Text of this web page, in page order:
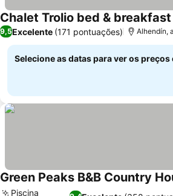
Chalet Trolio bed & breakfast
9,5Excelente (171 pontuações) Alhendín,
Selecione as datas para ver os preços
Green Peaks B&B Country
Piscina